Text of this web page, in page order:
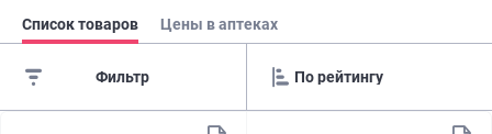
Список товаров Цены в аптеках
Фильтр